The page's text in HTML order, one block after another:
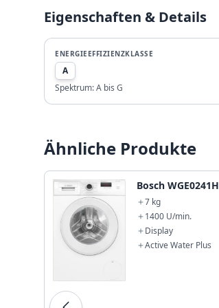
Eigenschaften & Details
ENERGIEEFFIZIENZKLASSE
A
Spektrum:A bis G
Ähnliche Produkte
Bosch WGE0241H
7 kg
1400 U/min.
Display
Active Water Plus